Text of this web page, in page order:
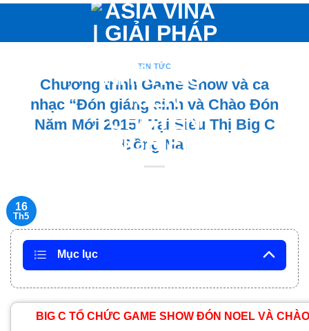
nội
TIN TỨC
Chương trình Game Show và ca
nhạc “Đón giáng sinh và Chào Đón
Năm Mới 2015” Tại Siêu Thị Big C
Đồng Nai
16
Th5
Mục lục
BIG C TỔ CHỨC GAME SHOW ĐÓN NOEL VÀ